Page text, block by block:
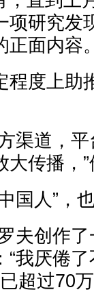
研究发
正面内容
程度上助
渠道，
大传播，
国人”，
夫创作
我厌倦
超过70